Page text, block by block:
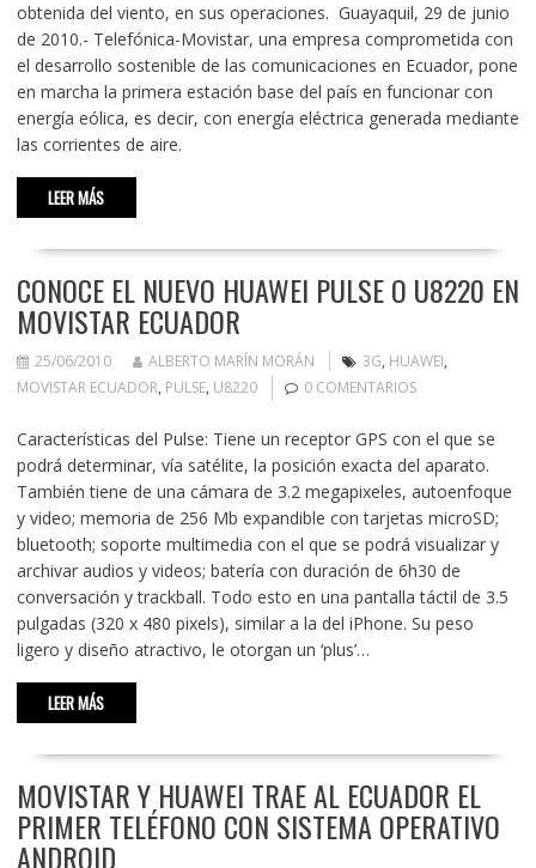
obtenida del viento, en sus operaciones. Guayaquil, 29 de junio
de 2010.- Telefónica-Movistar, una empresa comprometida con
el desarrollo sostenible de las comunicaciones en Ecuador, pone
en marcha la primera estación base del país en funcionar con
energía eólica, es decir, con energía eléctrica generada mediante
las corrientes de aire.
LEER MÁS
CONOCE EL NUEVO HUAWEI PULSE O U8220 EN
MOVISTAR ECUADOR
25/06/2010 ALBERTO MARÍN MORÁN 3G, HUAWEI,
MOVISTAR ECUADOR, PULSE, U8220 0 COMENTARIOS
Características del Pulse: Tiene un receptor GPS con el que se
podrá determinar, vía satélite, la posición exacta del aparato.
También tiene de una cámara de 3.2 megapixeles, autoenfoque
y video; memoria de 256 Mb expandible con tarjetas microSD;
bluetooth; soporte multimedia con el que se podrá visualizar y
archivar audios y videos; batería con duración de 6h30 de
conversación y trackball. Todo esto en una pantalla táctil de 3.5
pulgadas (320 x 480 pixels), similar a la del iPhone. Su peso
ligero y diseño atractivo, le otorgan un ‘plus’…
LEER MÁS
MOVISTAR Y HUAWEI TRAE AL ECUADOR EL
PRIMER TELÉFONO CON SISTEMA OPERATIVO
ANDROID